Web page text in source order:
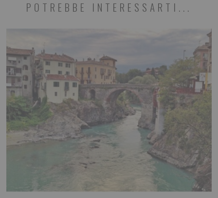
POTREBBE INTERESSARTI...